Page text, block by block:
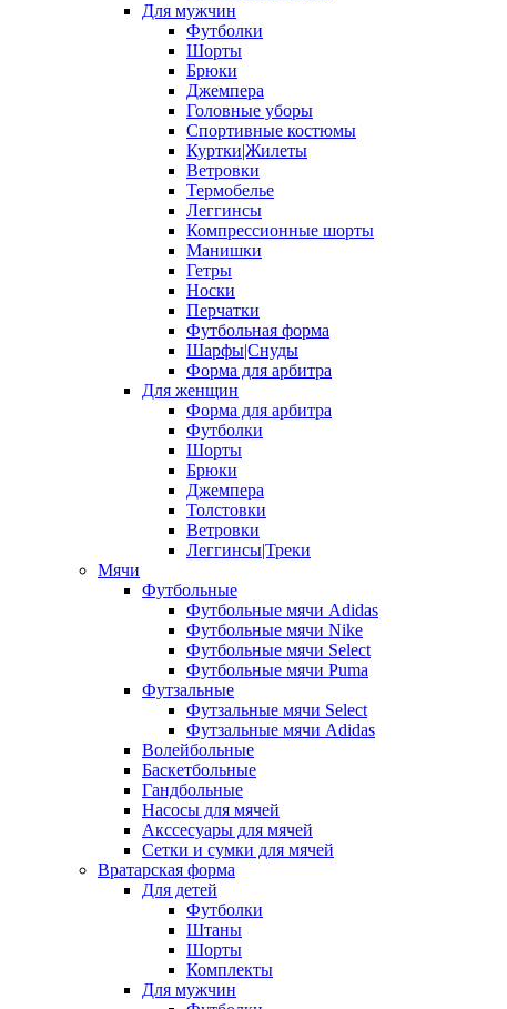
Для мужчин
Футболки
Шорты
Брюки
Джемпера
Головные уборы
Спортивные костюмы
Куртки|Жилеты
Ветровки
Термобелье
Леггинсы
Компрессионные шорты
Манишки
Гетры
Носки
Перчатки
Футбольная форма
Шарфы|Снуды
Форма для арбитра
Для женщин
Форма для арбитра
Футболки
Шорты
Брюки
Джемпера
Толстовки
Ветровки
Леггинсы|Треки
Мячи
Футбольные
Футбольные мячи Adidas
Футбольные мячи Nike
Футбольные мячи Select
Футбольные мячи Puma
Футзальные
Футзальные мячи Select
Футзальные мячи Adidas
Волейбольные
Баскетбольные
Гандбольные
Насосы для мячей
Акссесуары для мячей
Сетки и сумки для мячей
Вратарская форма
Для детей
Футболки
Штаны
Шорты
Комплекты
Для мужчин